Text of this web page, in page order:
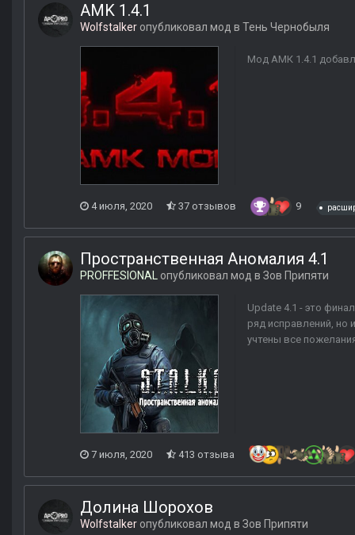
AMK 1.4.1
Wolfstalker опубликовал мод в Тень Чернобыля
Мод АМК 1.4.1
4 июля, 2020 37 отзывов 9
Пространственная Аномалия 4.1
PROFFESIONAL опубликовал мод в Зов Припяти
Update 4.1 - это
ряд исправлений, но
учтены все
7 июля, 2020 413 отзыва
Долина Шорохов
Wolfstalker опубликовал мод в Зов Припяти